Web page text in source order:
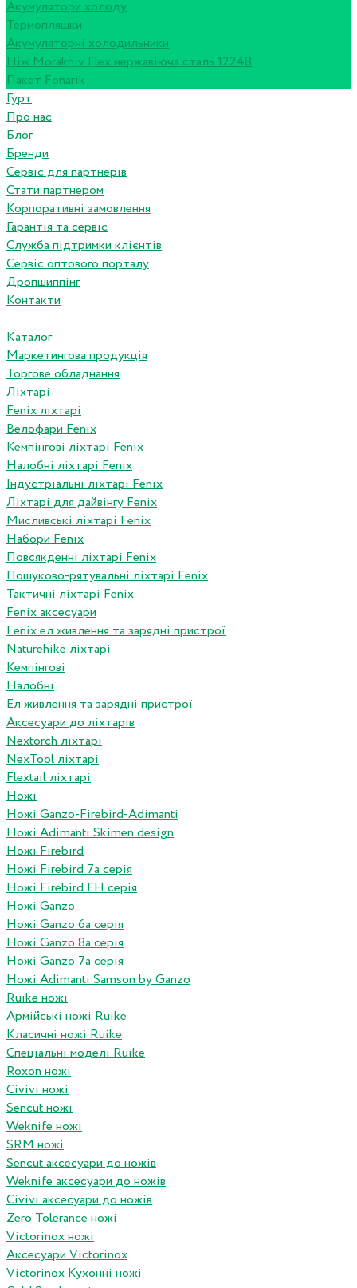
Акумулятори холоду
Термопляшки
Акумуляторні холодильники
Ніж Morakniv Flex нержавіюча сталь 12248
Пакет Fonarik
Гурт
Про нас
Блог
Бренди
Сервіс для партнерів
Стати партнером
Корпоративні замовлення
Гарантія та сервіс
Служба підтримки клієнтів
Сервіс оптового порталу
Дропшиппінг
Контакти
...
Каталог
Маркетингова продукція
Торгове обладнання
Ліхтарі
Fenix ліхтарі
Велофари Fenix
Кемпінгові ліхтарі Fenix
Налобні ліхтарі Fenix
Індустріальні ліхтарі Fenix
Ліхтарі для дайвінгу Fenix
Мисливські ліхтарі Fenix
Набори Fenix
Повсякденні ліхтарі Fenix
Пошуково-рятувальні ліхтарі Fenix
Тактичні ліхтарі Fenix
Fenix аксесуари
Fenix ел живлення та зарядні пристрої
Naturehike ліхтарі
Кемпінгові
Налобні
Ел живлення та зарядні пристрої
Аксесуари до ліхтарів
Nextorch ліхтарі
NexTool ліхтарі
Flextail ліхтарі
Ножі
Ножі Ganzo-Firebird-Adimanti
Ножі Adimanti Skimen design
Ножі Firebird
Ножі Firebird 7а серія
Ножі Firebird FH серія
Ножі Ganzo
Ножі Ganzo 6а серія
Ножі Ganzo 8а серія
Ножі Ganzo 7а серія
Ножі Adimanti Samson by Ganzo
Ruike ножі
Армійські ножі Ruike
Класичні ножі Ruike
Спеціальні моделі Ruike
Roxon ножi
Civivi ножі
Sencut ножі
Weknife ножі
SRM ножі
Sencut аксесуари до ножів
Weknife аксесуари до ножів
Civivi аксесуари до ножів
Zero Tolerance ножі
Victorinox ножі
Аксесуари Victorinox
Victorinox Кухонні ножі